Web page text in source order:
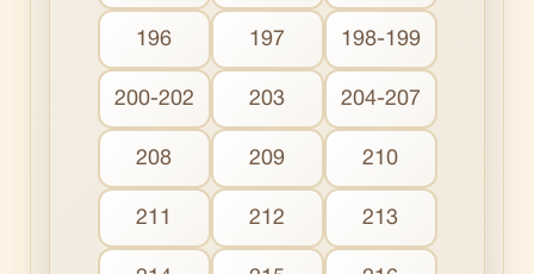
196 197 198-199
200-202 203 204-207
208 209 210
211 212 213